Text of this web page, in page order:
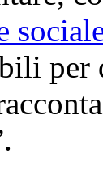
per